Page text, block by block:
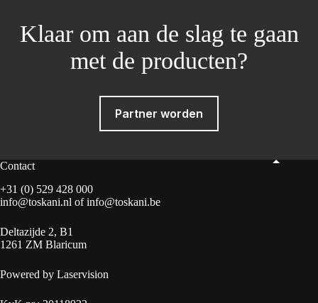
Klaar om aan de slag te gaan
met de producten?
Partner worden
Contact
+31 (0) 529 428 000
info@toskani.nl ofinfo@toskani.be
Deltazijde 2, B1
1261 ZM Blaricum
Powered by Laservision